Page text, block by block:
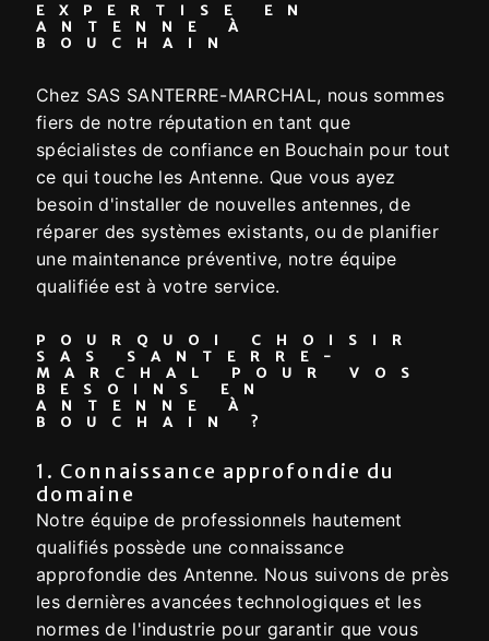
EXPERTISE EN
ANTENNE À
BOUCHAIN
Chez SAS SANTERRE-MARCHAL, nous sommes
fiers de notre réputation en tant que
spécialistes de confiance en Bouchain pour tout
ce qui touche les Antenne. Que vous ayez
besoin d'installer de nouvelles antennes, de
réparer des systèmes existants, ou de planifier
une maintenance préventive, notre équipe
qualifiée est à votre service.
POURQUOI CHOISIR
SAS SANTERRE-
MARCHAL POUR VOS
BESOINS EN
ANTENNE À
BOUCHAIN ?
1. Connaissance approfondie du
domaine
Notre équipe de professionnels hautement
qualifiés possède une connaissance
approfondie des Antenne. Nous suivons de près
les dernières avancées technologiques et les
normes de l'industrie pour garantir que vous